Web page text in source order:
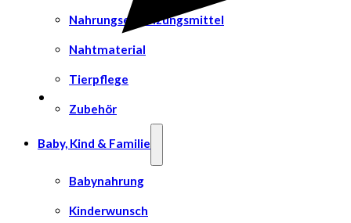
Nahrungsergänzungsmittel
Nahtmaterial
Tierpflege
Zubehör
Baby, Kind & Familie
Babynahrung
Kinderwunsch